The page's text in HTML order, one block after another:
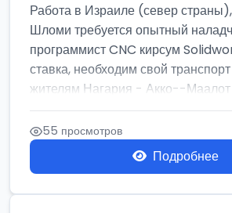
Работа в Израиле (север
Шломи требуется опытный
программист CNC кирсум
ставка, необходим свой
жителям Нагария - Акко--Маалот
55 просмотров
Подробнее